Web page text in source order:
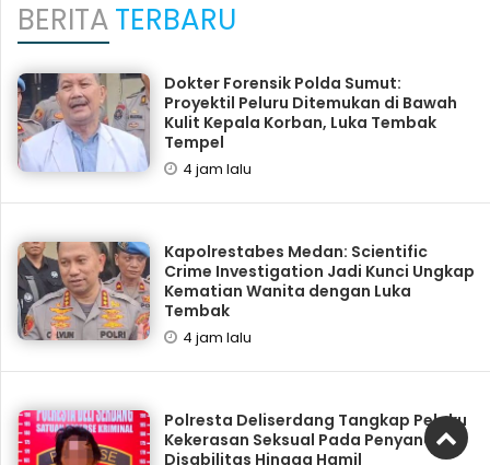
BERITATERBARU
Dokter Forensik Polda Sumut:
Proyektil Peluru Ditemukan di Bawah
Kulit Kepala Korban, Luka Tembak
Tempel
4 jam lalu
Kapolrestabes Medan: Scientific
Crime Investigation Jadi Kunci Ungkap
Kematian Wanita dengan Luka
Tembak
4 jam lalu
Polresta Deliserdang Tangkap Pelaku
Kekerasan Seksual Pada Penyandang
Disabilitas Hingga Hamil